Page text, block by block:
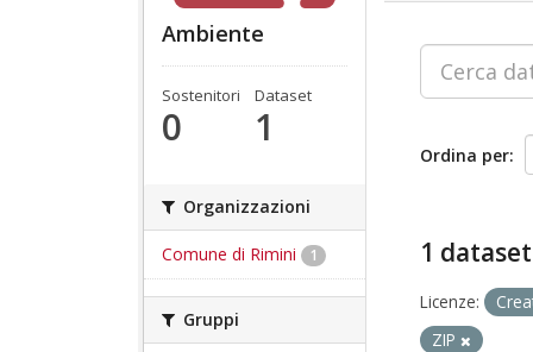
Ambiente
Sostenitori
0
Dataset
1
Organizzazioni
Comune di Rimini 1
Gruppi
Ordina per
1
Licenze:
ZIP